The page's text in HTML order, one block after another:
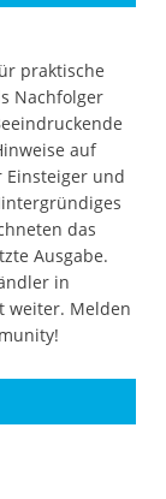
praktische
Nachfolger
auf
Einsteiger und
das
Ausgabe.
in
weiter. Melden